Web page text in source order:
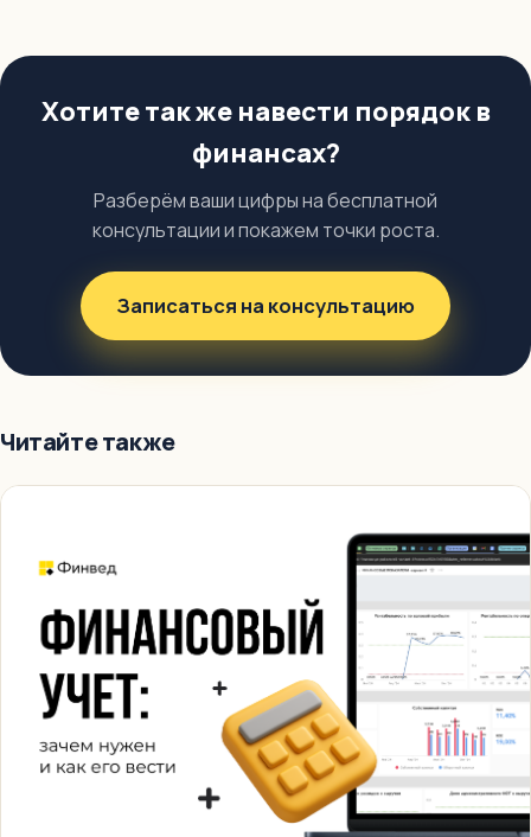
Хотите так же навести порядок в
финансах?
Разберём ваши цифры на бесплатной
консультации и покажем точки роста.
Записаться на консультацию
Читайте также